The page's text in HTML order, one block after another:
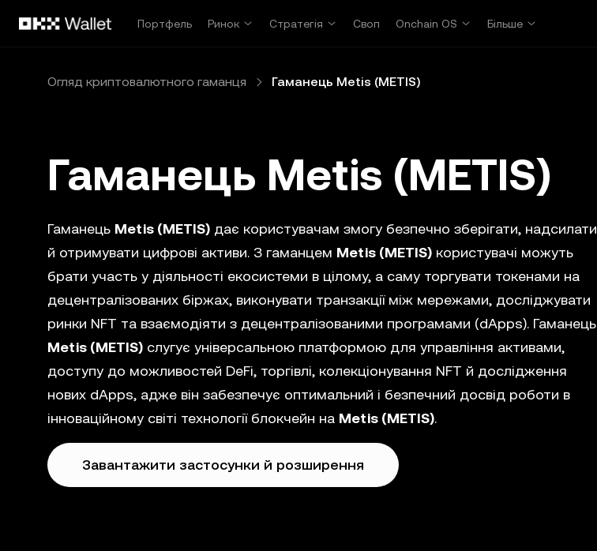
Портфель
Ринок Стратегія Своп Onchain OS Більше
Огляд криптовалютного гаманця Гаманець Metis (METIS)
Гаманець Metis (METIS)
Гаманець Metis (METIS) дає користувачам змогу безпечно зберігати, надсилати
й отримувати цифрові активи. З гаманцем Metis (METIS) користувачі можуть
брати участь у діяльності екосистеми в цілому, а саму торгувати токенами на
децентралізованих біржах, виконувати транзакції між мережами, досліджувати
ринки NFT та взаємодіяти з децентралізованими програмами (dApps). Гаманець
Metis (METIS) слугує універсальною платформою для управління активами,
доступу до можливостей DeFi, торгівлі, колекціонування NFT й дослідження
нових dApps, адже він забезпечує оптимальний і безпечний досвід роботи в
інноваційному світі технології блокчейн на Metis (METIS).
Завантажити застосунки й розширення